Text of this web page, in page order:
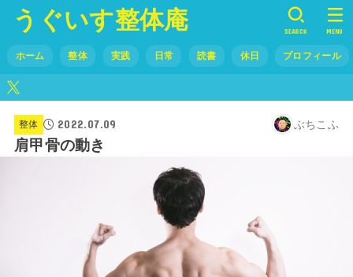
うぐいす整体庵
ホーム 整体 実践 日常 読書 休日 プロフィール
SEARCH MENU
整体 2022.07.09 ぶちこふ
肩甲骨の動き